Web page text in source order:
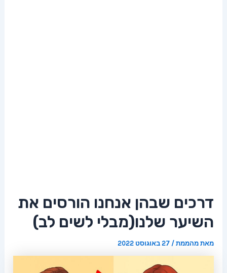
דרכים שבהן אנחנו הורסים את
השיער שלנו(מבלי לשים לב)
מאתמהממת/27 באוגוסט 2022